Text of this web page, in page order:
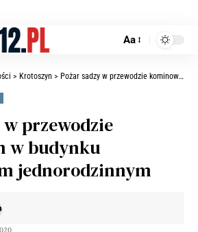
Aa
> Krotoszyn > Pożar sadzy w przewodzie kominowym w budynku mieszkalnym jednorodzinnym
przewodzie
w budynku
jednorodzinnym